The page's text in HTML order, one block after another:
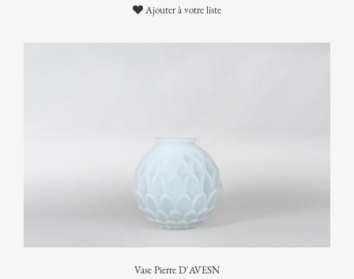
Ajouter à votre liste
Vase Pierre D'AVESN